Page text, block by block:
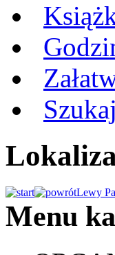
Szukaj
Lewy
Menu